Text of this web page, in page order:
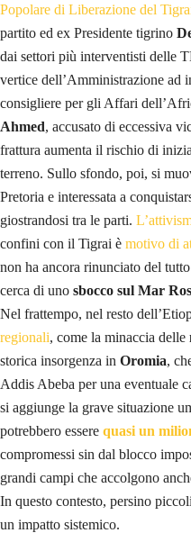
Popolare di Liberazione del
partito ed ex Presidente tigrino
dai settori più interventisti delle
vertice dell’Amministrazione ad
consigliere per gli Affari
Ahmed, accusato di eccessiva
frattura aumenta il rischio di
terreno. Sullo sfondo, poi, si
Pretoria e interessata a
giostrandosi tra le parti.
confini con il Tigrai è motivo di
non ha ancora rinunciato del
cerca di uno sbocco sul Mar
Nel frattempo, nel resto
regionali, come la minaccia delle
storica insorgenza in Oromia,
Addis Abeba per una eventuale
si aggiunge la grave situazione
potrebbero essere quasi un
compromessi sin dal blocco
grandi campi che accolgono
In questo contesto, persino
un impatto sistemico.